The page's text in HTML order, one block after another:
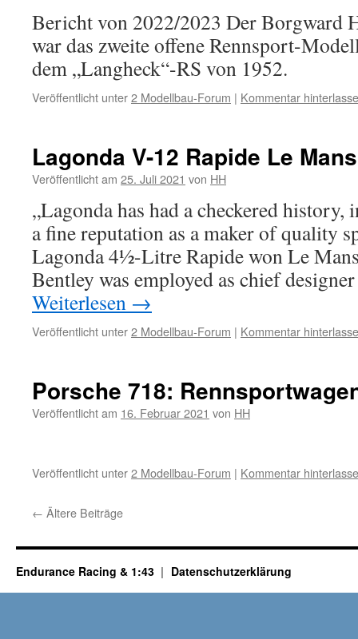
Bericht von 2022/2023 Der Borgward
war das zweite offene Rennsport-
dem „Langheck“-RS von 1952.
Veröffentlicht unter2 Modellbau-Forum | Kommentar
Lagonda V-12 Rapide Le
Veröffentlicht am 25. Juli 2021 von HH
„Lagonda has had a checkered
a fine reputation as a maker of quality
Lagonda 4½-Litre Rapide won Le
Bentley was employed as chief
Weiterlesen →
Veröffentlicht unter2 Modellbau-Forum | Kommentar
Porsche 718:
Veröffentlicht am 16. Februar 2021 von HH
Veröffentlicht unter2 Modellbau-Forum | Kommentar
← Ältere Beiträge
Endurance Racing & 1:43 Datenschutzerklärung